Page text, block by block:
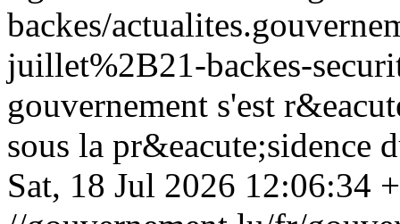
backes/
juillet%2B21-backes-
gouvernement s'est
sous la pr&eacute;sidence
Sat, 18 Jul 2026 12:06:34